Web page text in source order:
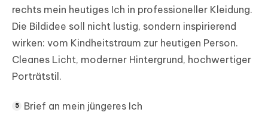
rechts mein heutiges Ich in professioneller Kleidung.
Die Bildidee soll nicht lustig, sondern inspirierend
wirken: vom Kindheitstraum zur heutigen Person.
Cleanes Licht, moderner Hintergrund, hochwertiger
Porträtstil.
Brief an mein jüngeres Ich